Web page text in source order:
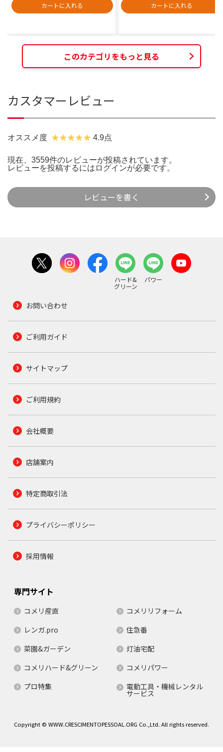
カートに入れる
カートに入れる
このカテゴリをもっと見る
カスタマーレビュー
オススメ度 4.9点
現在、3559件のレビューが投稿されています。
レビューを投稿するには ログインが必要です。
レビューを書く
ハード&
グリーン
パワー
お問い合わせ
ご利用ガイド
サイトマップ
ご利用規約
会社概要
店舗案内
特定商取引法
プライバシーポリシー
採用情報
専門サイト
コメリ産直
コメリリフォーム
レンガ.pro
住急番
菜園&ガーデン
灯油宅配
コメリハード&グリーン
コメリパワー
プロ特集
電動工具・機械レンタル
サービス
Copyright © WWW.CRESCIMENTOPESSOAL.ORG Co.,Ltd. All rights reserved.